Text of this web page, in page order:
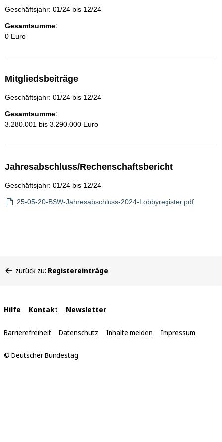
Geschäftsjahr: 01/24 bis 12/24
Gesamtsumme:
0 Euro
Mitgliedsbeiträge
Geschäftsjahr: 01/24 bis 12/24
Gesamtsumme:
3.280.001 bis 3.290.000 Euro
Jahresabschluss/Rechenschaftsbericht
Geschäftsjahr: 01/24 bis 12/24
25-05-20-BSW-Jahresabschluss-2024-Lobbyregister.pdf
befinden
zurück zu: Registereinträge
Interne
Links
Hilfe Kontakt Newsletter
Barrierefreiheit Datenschutz Inhalte melden Impressum
© Deutscher Bundestag